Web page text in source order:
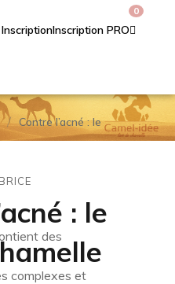
Inscription PRO
0
Contre l’acné : le
: le
des
complexes et